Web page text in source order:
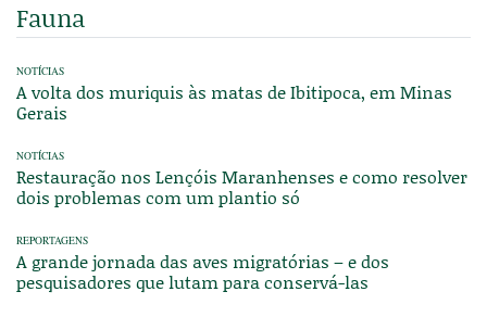
Fauna
NOTÍCIAS
A volta dos muriquis às matas de Ibitipoca, em Minas
Gerais
NOTÍCIAS
Restauração nos Lençóis Maranhenses e como resolver
dois problemas com um plantio só
REPORTAGENS
A grande jornada das aves migratórias – e dos
pesquisadores que lutam para conservá-las